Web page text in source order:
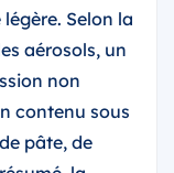
Selon la
aérosols, un
non
contenu sous
pâte, de